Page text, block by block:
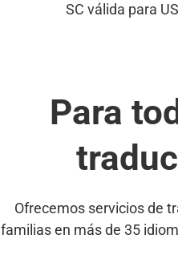
Para
Ofrecemos servicios de
familias en más de 35